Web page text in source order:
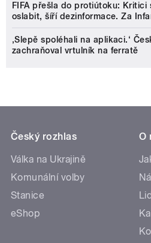
FIFA přešla do protiútoku: Kritici
oslabit, šíří dezinformace. Za
‚Slepě spoléhali na aplikaci.‘
zachraňoval vrtulník na ferratě
Český rozhlas
Válka na Ukrajině
Komunální volby
Stanice
eShop
O